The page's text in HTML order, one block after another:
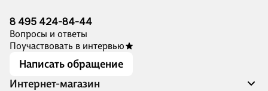
8 495 424-84-44
Вопросы и ответы
Поучаствовать в интервью
Написать обращение
Интернет-магазин